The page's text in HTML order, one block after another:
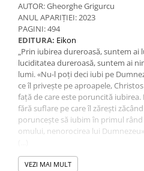
AUTOR: Gheorghe Grigurcu
ANUL APARIȚIEI: 2023
PAGINI: 494
EDITURA: Eikon
„Prin iubirea dureroasă, suntem ai
luciditatea dureroasă, suntem ai
lumi. «Nu-l poți deci iubi pe
ce îl privește pe aproapele,
față de care este poruncită iubirea.
fără suflare pe care îl zărești
poruncește să iubim în primul
omului, nenorocirea lui
„Admiri o persoană pentru
pentru calitățile cât și pentru
VEZI MAI MULT